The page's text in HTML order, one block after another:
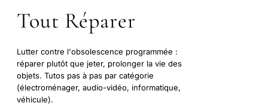
Tout Réparer
Lutter contre l'obsolescence programmée :
réparer plutôt que jeter, prolonger la vie des
objets. Tutos pas à pas par catégorie
(électroménager, audio-vidéo, informatique,
véhicule).